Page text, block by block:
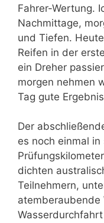
Fahrer-Wertung.
Nachmittage,
und Tiefen.
Reifen in der
ein Dreher
morgen nehmen
Tag gute
Der
es noch einmal in
dichten
Teilnehmern,
atemberaubende